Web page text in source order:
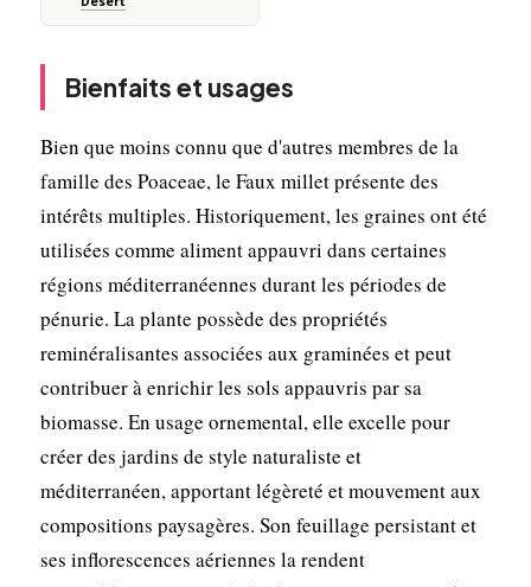
Bienfaits et usages
Bien que moins connu que d'autres membres de la
famille des Poaceae, le Faux millet présente des
intérêts multiples. Historiquement, les graines ont été
utilisées comme aliment appauvri dans certaines
régions méditerranéennes durant les périodes de
pénurie. La plante possède des propriétés
reminéralisantes associées aux graminées et peut
contribuer à enrichir les sols appauvris par sa
biomasse. En usage ornemental, elle excelle pour
créer des jardins de style naturaliste et
méditerranéen, apportant légèreté et mouvement aux
compositions paysagères. Son feuillage persistant et
ses inflorescences aériennes la rendent